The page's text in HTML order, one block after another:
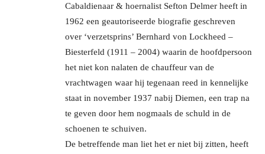
Cabaldienaar & hoernalist Sefton Delmer heeft in
1962 een geautoriseerde biografie geschreven
over ‘verzetsprins’ Bernhard von Lockheed –
Biesterfeld (1911 – 2004) waarin de hoofdpersoon
het niet kon nalaten de chauffeur van de
vrachtwagen waar hij tegenaan reed in kennelijke
staat in november 1937 nabij Diemen, een trap na
te geven door hem nogmaals de schuld in de
schoenen te schuiven.
De betreffende man liet het er niet bij zitten, heeft